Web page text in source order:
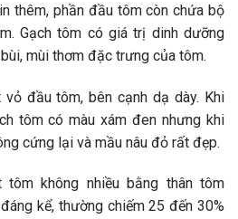
thêm, phần đầu tôm còn chứa bộ
Gạch tôm có giá trị dinh dưỡng
mùi thơm đặc trưng của tôm.
đầu tôm, bên cạnh dạ dày. Khi
tôm có màu xám đen nhưng khi
cứng lại và mầu nâu đỏ rất đẹp.
không nhiều bằng thân tôm
kể, thường chiếm 25 đến 30%